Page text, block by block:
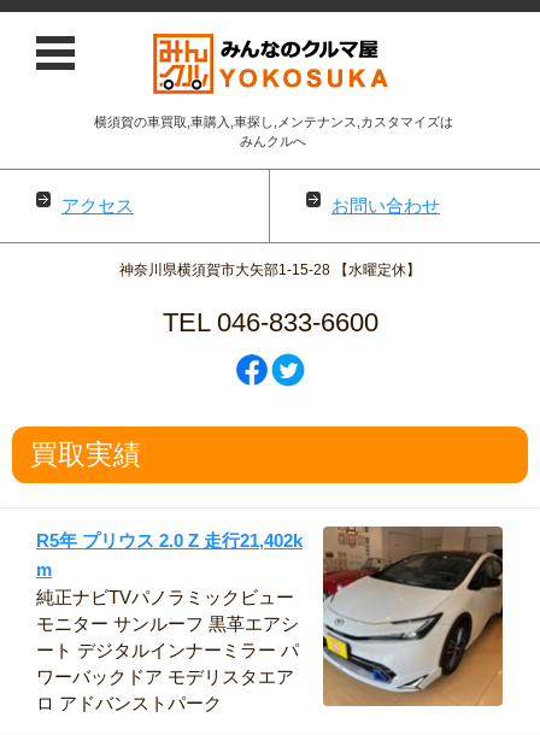
横須賀の車買取,車購入,車探し,メンテナンス,カスタマイズは
みんクルへ
アクセス お問い合わせ
神奈川県横須賀市大矢部1-15-28 【水曜定休】
TEL 046-833-6600
買取実績
R5年 プリウス 2.0 Z 走行21,402k
m
純正ナビTVパノラミックビュー
モニター サンルーフ 黒革エアシ
ート デジタルインナーミラー パ
ワーバックドア モデリスタエア
ロ アドバンストパーク